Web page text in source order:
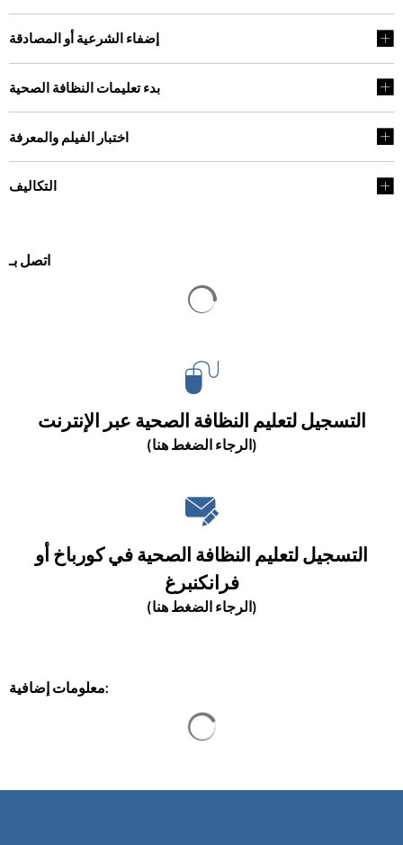
إضفاء الشرعية أو المصادقة
بدء تعليمات النظافة الصحية
اختبار الفيلم والمعرفة
التكاليف
اتصل بـ
التسجيل لتعليم النظافة الصحية عبر الإنترنت
(الرجاء الضغط هنا)
التسجيل لتعليم النظافة الصحية في كورباخ أو
فرانكنبرغ
(الرجاء الضغط هنا)
معلومات إضافية: